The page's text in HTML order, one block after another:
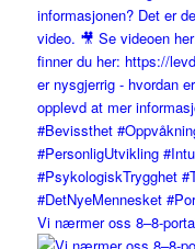
Vi nærmer oss 8–8-